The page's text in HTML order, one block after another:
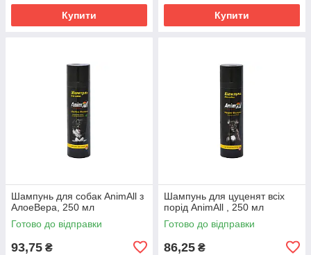
Купити Купити
Шампунь для собак AnimAll з
АлоеВера, 250 мл
Готово до відправки
93,75 ₴
Шампунь для цуценят всіх
порід AnimAll , 250 мл
Готово до відправки
86,25 ₴